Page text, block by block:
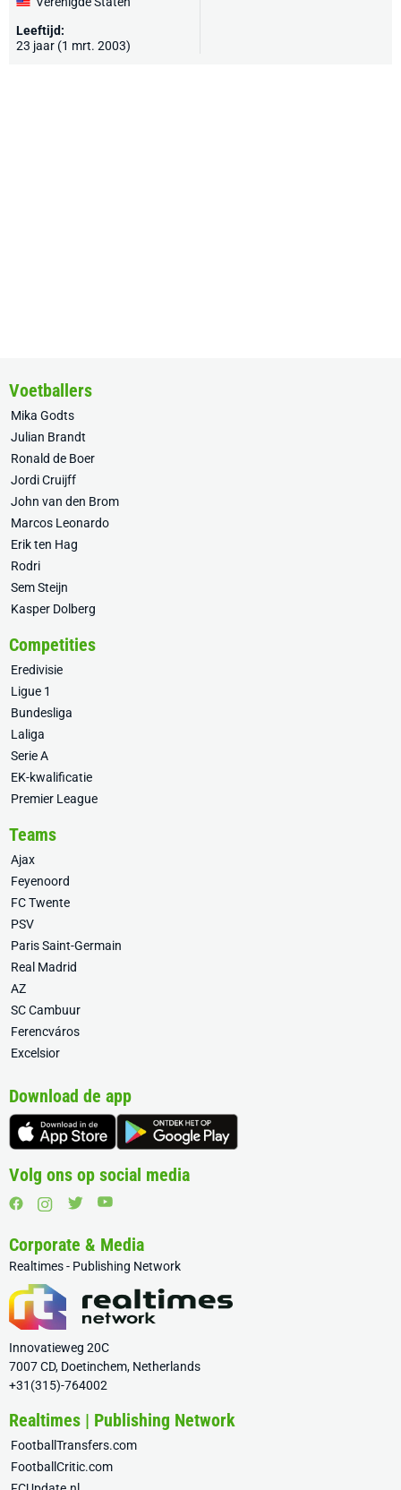
Leeftijd:
23 jaar (1 mrt. 2003)
Voetballers
Mika Godts
Julian Brandt
Ronald de Boer
Jordi Cruijff
John van den Brom
Marcos Leonardo
Erik ten Hag
Rodri
Sem Steijn
Kasper Dolberg
Competities
Eredivisie
Ligue 1
Bundesliga
Laliga
Serie A
EK-kwalificatie
Premier League
Teams
Ajax
Feyenoord
FC Twente
PSV
Paris Saint-Germain
Real Madrid
AZ
SC Cambuur
Ferencváros
Excelsior
Download de app
Volg ons op social media
Corporate & Media
Realtimes - Publishing Network
Innovatieweg 20C
7007 CD, Doetinchem, Netherlands
+31(315)-764002
Realtimes | Publishing Network
FootballTransfers.com
FootballCritic.com